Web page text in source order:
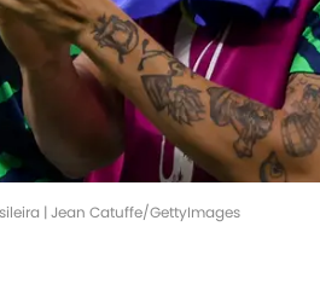
| Jean Catuffe/GettyImages